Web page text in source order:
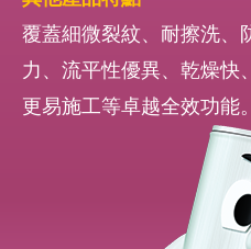
覆蓋細微裂紋、耐擦洗、
力、流平性優異、乾燥快
更易施工等卓越全效功能。